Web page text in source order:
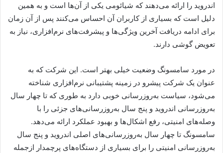
اندروید را ارائه می‌دهند که شیائومی یکی از آن‌ها است و به همین
دلیل است که بسیاری از کاربران آن احساس می‌کنند پس از آن زمان
برای ادامه دریافت آخرین ویژگی‌ها و پیشرفت‌های نرم‌افزاری، نیاز به
تعویض گوشی دارند.
در مورد سامسونگ وضعیت خیلی بهتر است. این شرکت که به
عنوان یک شرکت پیشرو در زمینه پشتیبانی نرم‌افزاری شناخته
می‌شود، سیاست به‌روزرسانی خوبی دارد به طوری که تا چهار سال
به‌روزرسانی اندروید و پنج سال به‌روزرسانی‌های جزئی را با
وصله‌های امنیتی، رفع اشکال‌ها و بهبود عملکرد ارائه می‌دهد.
سامسونگ تا چهار سال به‌روزرسانی‌های اصلی اندروید و پنج سال
به‌روزرسانی امنیتی را برای بسیاری از دستگاه‌های پرچمدار ازجمله